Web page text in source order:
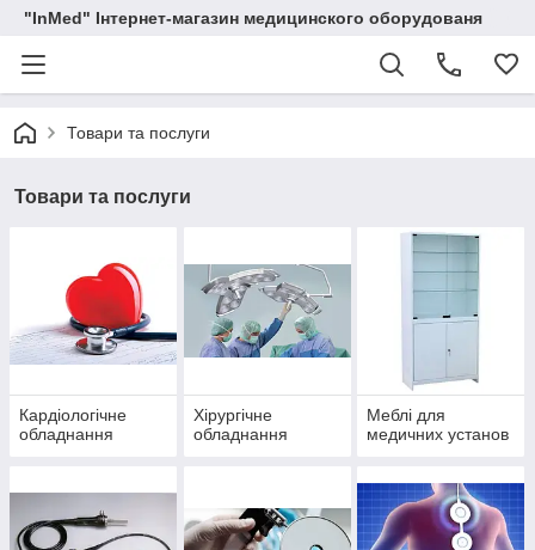
"InMed" Інтернет-магазин медицинского оборудованя
Товари та послуги
Товари та послуги
Кардіологічне
обладнання
Хірургічне
обладнання
Меблі для
медичних установ